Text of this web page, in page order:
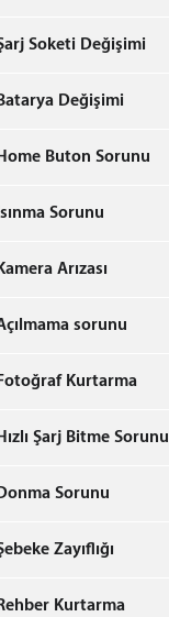
Soketi Değişimi
Değişimi
Home Buton Sorunu
Isınma Sorunu
Kamera Arızası
sorunu
Fotoğraf Kurtarma
Hızlı Şarj Bitme Sorunu
Sorunu
Zayıflığı
Kurtarma